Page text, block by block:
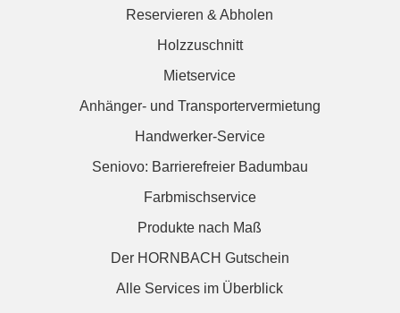
Reservieren & Abholen
Holzzuschnitt
Mietservice
Anhänger- und Transportervermietung
Handwerker-Service
Seniovo: Barrierefreier Badumbau
Farbmischservice
Produkte nach Maß
Der HORNBACH Gutschein
Alle Services im Überblick